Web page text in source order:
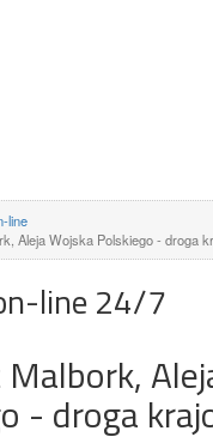
line
Aleja Wojska Polskiego - droga
line 24/7
- droga